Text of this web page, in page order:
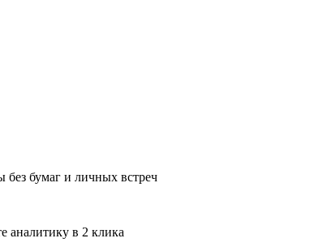
без бумаг и личных встреч
аналитику в 2 клика